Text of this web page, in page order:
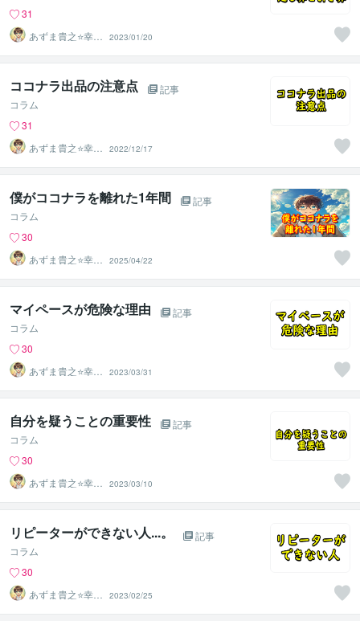
31
あずま貴之⭐幸せ
自分軸の生き方
育成コーチ
2023/01/20
ココナラ出品の注意点
記事
コラム
31
あずま貴之⭐幸せ
自分軸の生き方
育成コーチ
2022/12/17
僕がココナラを離れた1年間
記事
コラム
30
あずま貴之⭐幸せ
自分軸の生き方
育成コーチ
2025/04/22
マイペースが危険な理由
記事
コラム
30
あずま貴之⭐幸せ
自分軸の生き方
育成コーチ
2023/03/31
自分を疑うことの重要性
記事
コラム
30
あずま貴之⭐幸せ
自分軸の生き方
育成コーチ
2023/03/10
リピーターができない人...。
記事
コラム
30
あずま貴之⭐幸せ
自分軸の生き方
育成コーチ
2023/02/25